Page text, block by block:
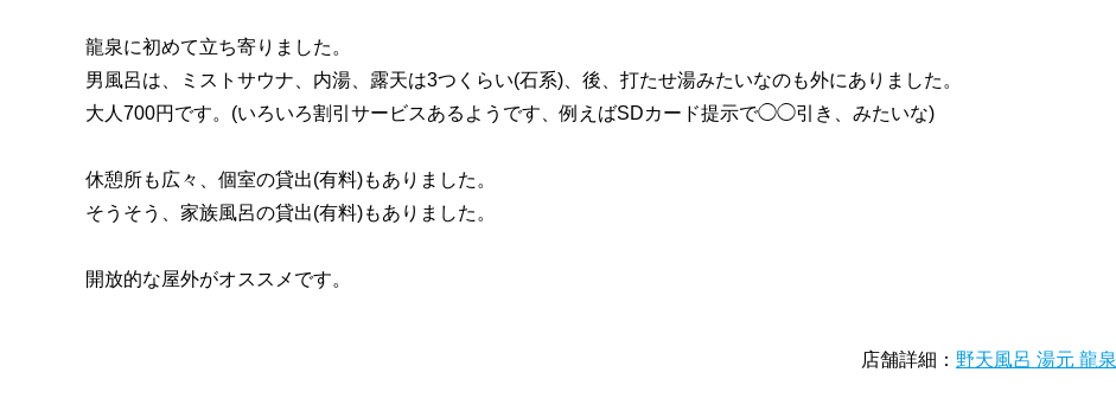
龍泉に初めて立ち寄りました。
男風呂は、ミストサウナ、内湯、露天は3つくらい(石系)、後、打たせ湯みたいなのも外にありました。
大人700円です。(いろいろ割引サービスあるようです、例えばSDカード提示で◯◯引き、みたいな)
休憩所も広々、個室の貸出(有料)もありました。
そうそう、家族風呂の貸出(有料)もありました。
開放的な屋外がオススメです。
店舗詳細： 野天風呂 湯元 龍泉